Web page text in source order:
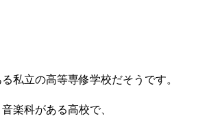
私立の高等専修学校だそうです。
楽科がある高校で、